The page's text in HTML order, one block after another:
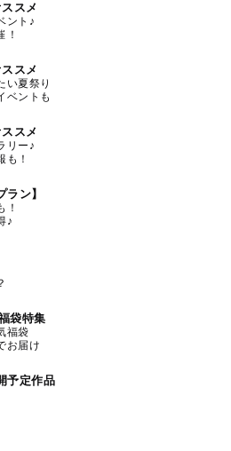
スメ
ント♪
！
スメ
い夏祭り
ベントも
スメ
リー♪
も！
ン】
！
♪
袋特集
福袋
お届け
予定作品